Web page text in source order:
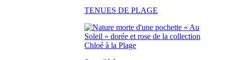
TENUES DE PLAGE